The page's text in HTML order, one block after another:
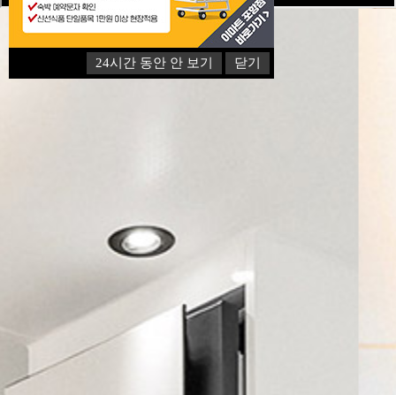
24시간 동안 안 보기 닫기